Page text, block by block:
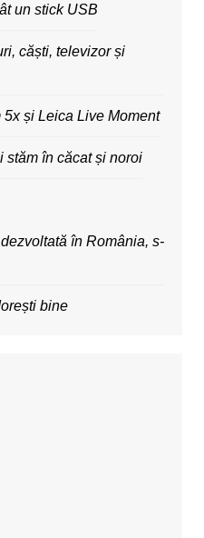
un stick USB
căști, televizor și
și Leica Live Moment
stăm în căcat și noroi
în România, s-
bine